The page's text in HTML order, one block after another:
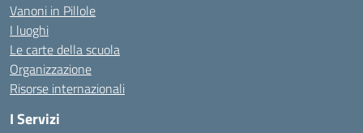
Vanoni in Pillole
I luoghi
Le carte della scuola
Organizzazione
Risorse internazionali
I Servizi